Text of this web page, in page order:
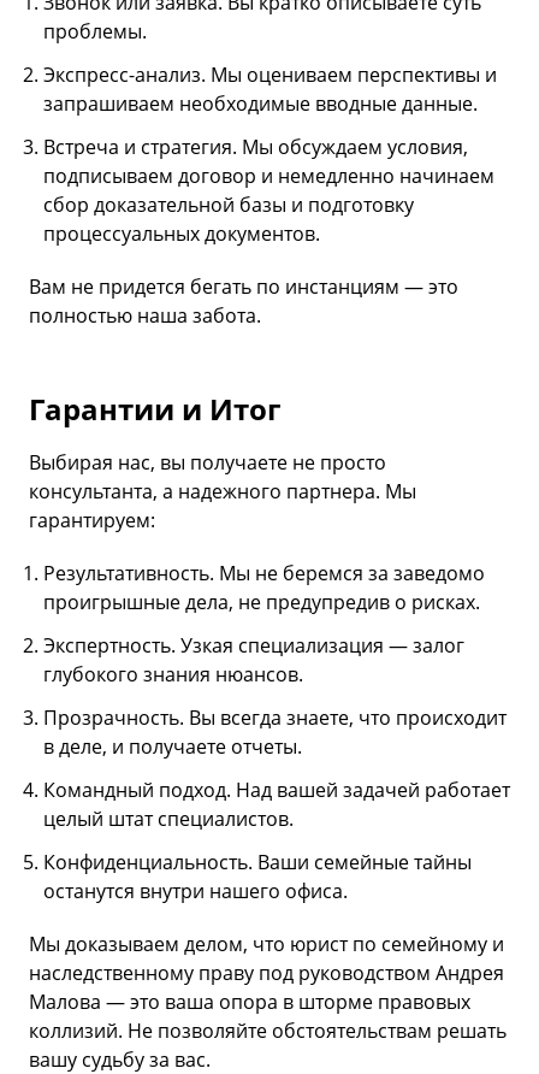
проблемы.
Экспресс-анализ. Мы оцениваем перспективы и
запрашиваем необходимые вводные данные.
Встреча и стратегия. Мы обсуждаем условия,
подписываем договор и немедленно начинаем
сбор доказательной базы и подготовку
процессуальных документов.
Вам не придется бегать по инстанциям — это
полностью наша забота.
Гарантии и Итог
Выбирая нас, вы получаете не просто
консультанта, а надежного партнера. Мы
гарантируем:
Результативность. Мы не беремся за заведомо
проигрышные дела, не предупредив о рисках.
Экспертность. Узкая специализация — залог
глубокого знания нюансов.
Прозрачность. Вы всегда знаете, что происходит
в деле, и получаете отчеты.
Командный подход. Над вашей задачей работает
целый штат специалистов.
Конфиденциальность. Ваши семейные тайны
останутся внутри нашего офиса.
Мы доказываем делом, что юрист по семейному и
наследственному праву под руководством Андрея
Малова — это ваша опора в шторме правовых
коллизий. Не позволяйте обстоятельствам решать
вашу судьбу за вас.